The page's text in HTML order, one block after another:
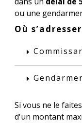
ou une
Où
arrow_right
arrow_right
Si vous ne le
d'un montant